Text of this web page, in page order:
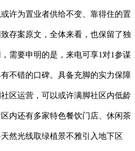
为置业者供给不变、靠得住的置
存案原文，全体来看，也保留了独
需要申明的是，来电可享1对1参谋
不错的口碑。具备充脚的实力保障
区运营，可以或许满脚社区内低龄
内还有多家特色餐饮门店、休闲茶
然光线取绿植景不雅引入地下区